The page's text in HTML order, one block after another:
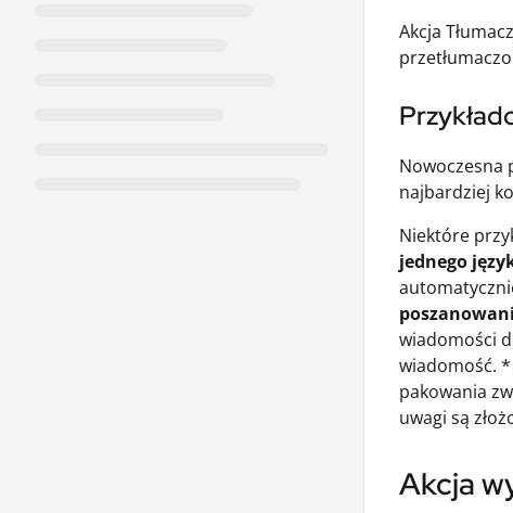
Akcja
Nowoczesna
najbardziej
Niektóre
jednego
wiadomości
wiadomość. *
pakowania
uwagi są
Akcja